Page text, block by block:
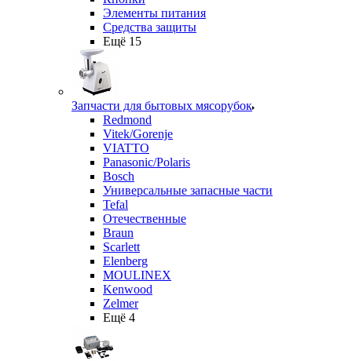
Элементы питания
Средства защиты
Ещё 15
Запчасти для бытовых мясорубок
Redmond
Vitek/Gorenje
VIATTO
Panasonic/Polaris
Bosch
Универсальные запасные части
Tefal
Отечественные
Braun
Scarlett
Elenberg
MOULINEX
Kenwood
Zelmer
Ещё 4